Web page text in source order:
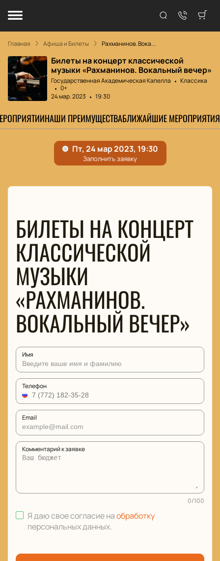
Главная Афиша и Билеты Рахманинов. Вока...
Билеты на концерт классической
музыки «Рахманинов. Вокальный вечер»
Государственная Академическая Капелла
Классика
0+
24 мар. 2023
19:30
НАШИ ПРЕИМУЩЕСТВАБЛИЖАЙШИЕ МЕРОПРИЯТИЯ
БИЛЕТЫ НА КОНЦЕРТ
КЛАССИЧЕСКОЙ
МУЗЫКИ
«РАХМАНИНОВ.
ВОКАЛЬНЫЙ ВЕЧЕР»
Имя
Телефон
Email
Комментарий к заявке
0/100
Я даю свое согласие наобработку
персональных данных.